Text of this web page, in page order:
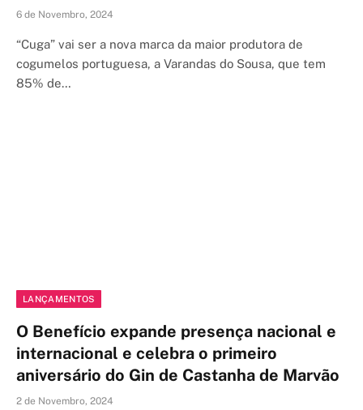
6 de Novembro, 2024
“Cuga” vai ser a nova marca da maior produtora de
cogumelos portuguesa, a Varandas do Sousa, que tem
85% de…
LANÇAMENTOS
O Benefício expande presença nacional e
internacional e celebra o primeiro
aniversário do Gin de Castanha de Marvão
2 de Novembro, 2024